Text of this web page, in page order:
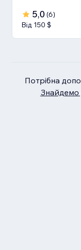
5,0 (6)
Від 150 $
Потрібна
Знайдемо